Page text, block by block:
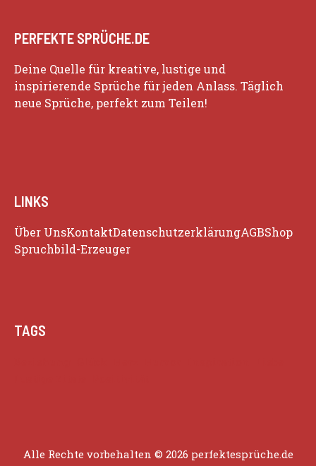
PERFEKTE SPRÜCHE.DE
Deine Quelle für kreative, lustige und
inspirierende Sprüche für jeden Anlass. Täglich
neue Sprüche, perfekt zum Teilen!
LINKS
Über UnsKontaktDatenschutzerklärungAGBShop
Spruchbild-Erzeuger
TAGS
Alle Rechte vorbehalten © 2026 perfektesprüche.de